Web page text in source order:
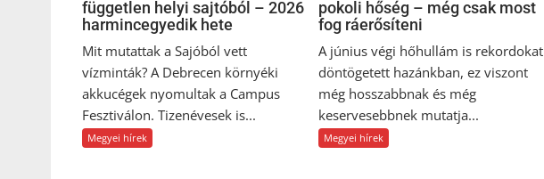
független helyi sajtóból – 2026
harmincegyedik hete
Mit mutattak a Sajóból vett
vízminták? A Debrecen környéki
akkucégek nyomultak a Campus
Fesztiválon. Tizenévesek is...
Megyei hírek
pokoli hőség – még csak most
fog ráerősíteni
A június végi hőhullám is rekordokat
döntögetett hazánkban, ez viszont
még hosszabbnak és még
keservesebbnek mutatja...
Megyei hírek